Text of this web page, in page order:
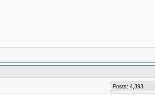
Posts: 4,393